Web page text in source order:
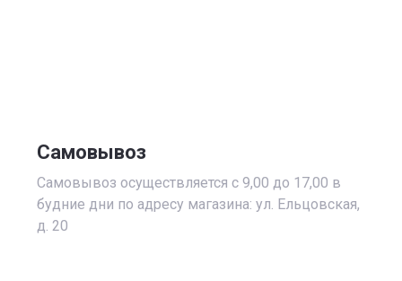
Самовывоз
Самовывоз осуществляется с 9,00 до 17,00 в
будние дни по адресу магазина: ул. Ельцовская,
д. 20